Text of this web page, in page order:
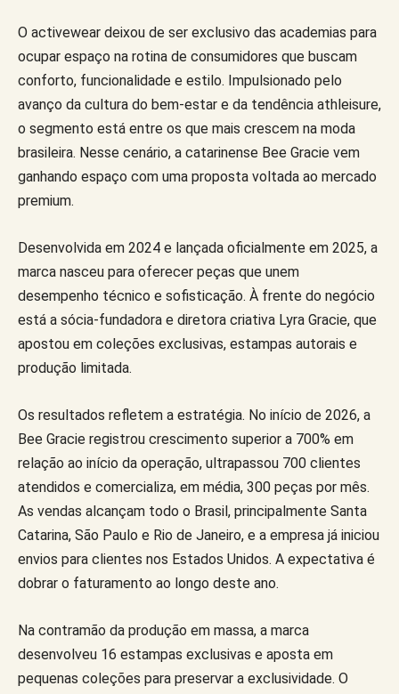
O activewear deixou de ser exclusivo das academias para
ocupar espaço na rotina de consumidores que buscam
conforto, funcionalidade e estilo. Impulsionado pelo
avanço da cultura do bem-estar e da tendência athleisure,
o segmento está entre os que mais crescem na moda
brasileira. Nesse cenário, a catarinense Bee Gracie vem
ganhando espaço com uma proposta voltada ao mercado
premium.
Desenvolvida em 2024 e lançada oficialmente em 2025, a
marca nasceu para oferecer peças que unem
desempenho técnico e sofisticação. À frente do negócio
está a sócia-fundadora e diretora criativa Lyra Gracie, que
apostou em coleções exclusivas, estampas autorais e
produção limitada.
Os resultados refletem a estratégia. No início de 2026, a
Bee Gracie registrou crescimento superior a 700% em
relação ao início da operação, ultrapassou 700 clientes
atendidos e comercializa, em média, 300 peças por mês.
As vendas alcançam todo o Brasil, principalmente Santa
Catarina, São Paulo e Rio de Janeiro, e a empresa já iniciou
envios para clientes nos Estados Unidos. A expectativa é
dobrar o faturamento ao longo deste ano.
Na contramão da produção em massa, a marca
desenvolveu 16 estampas exclusivas e aposta em
pequenas coleções para preservar a exclusividade. O